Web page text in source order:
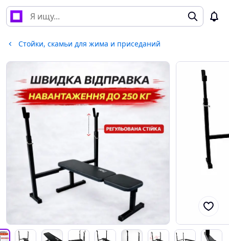
Стойки, скамьи для жима и приседаний